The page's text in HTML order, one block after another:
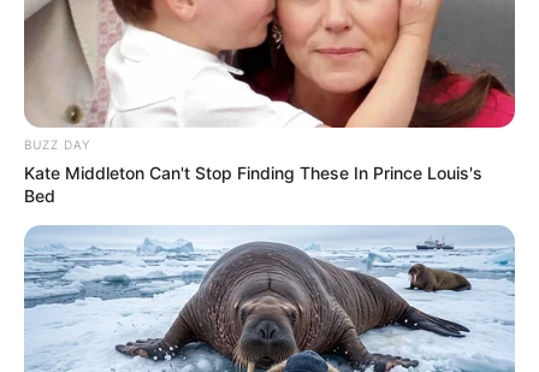
BUZZ DAY
Kate Middleton Can't Stop Finding These In Prince Louis's
Bed